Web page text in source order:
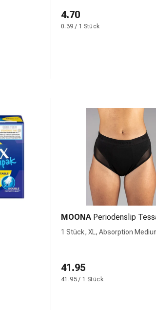
4.70
0.39 / 1 Stück
MOONA Periodenslip
1 Stück, XL, Absorption
41.95
41.95 / 1 Stück